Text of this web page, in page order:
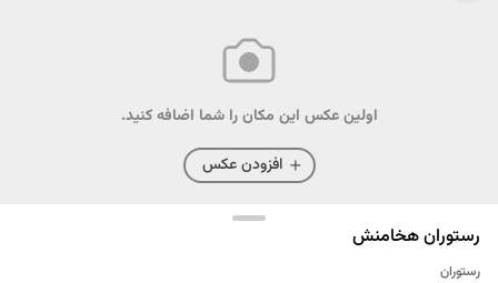
اولین عکس این مکان را شما اضافه کنید.
افزودن عکس
رستوران هخامنش
رستوران